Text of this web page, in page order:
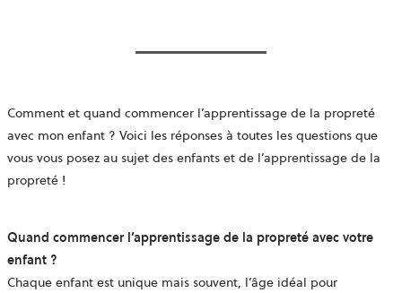
Comment et quand commencer l’apprentissage de la propreté
avec mon enfant ? Voici les réponses à toutes les questions que
vous vous posez au sujet des enfants et de l’apprentissage de la
propreté !
Quand commencer l’apprentissage de la propreté avec votre
enfant ?
Chaque enfant est unique mais souvent, l’âge idéal pour